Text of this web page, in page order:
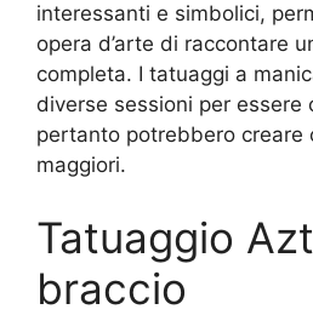
interessanti e simbolici,
opera d’arte di raccontare
completa. I tatuaggi a
diverse sessioni per essere
pertanto potrebbero creare
maggiori.
Tatuaggio
braccio